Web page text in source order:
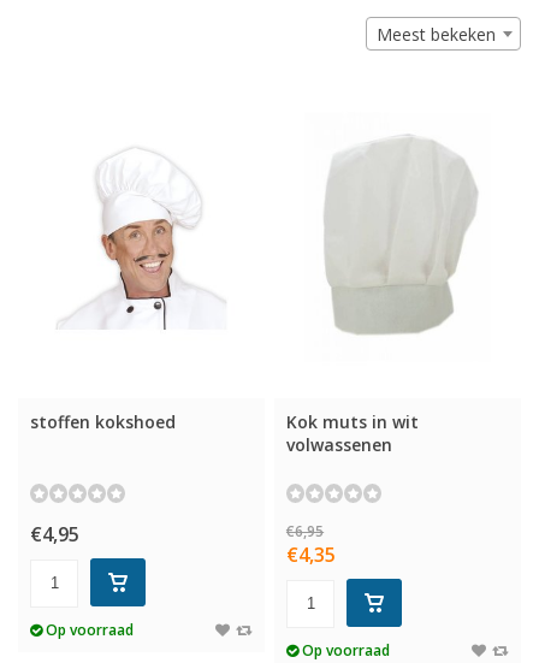
Meest bekeken
stoffen kokshoed
€4,95
Op voorraad
Kok muts in wit
volwassenen
€6,95
€4,35
Op voorraad